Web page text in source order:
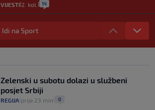
VIJESTI 2. kol. 14
"Kći je otišla na more, a zaboravila
zdravstvenu iskaznicu". Kakva su prava
pacijenata izvan mjesta prebivališta?
1
Plenković na 15 dana ukine mjere: "Ne bi
se dogodilo ništa. Vlada se zaljubila u te
intervencije"
30. srp.
Idi na Sport
Zelenski u subotu dolazi u službeni
posjet Srbiji
REGIJA prije 23 min 0